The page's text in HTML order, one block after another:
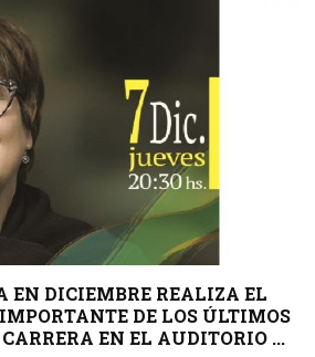
EN DICIEMBRE REALIZA EL
DE LOS ÚLTIMOS
EN EL AUDITORIO ...